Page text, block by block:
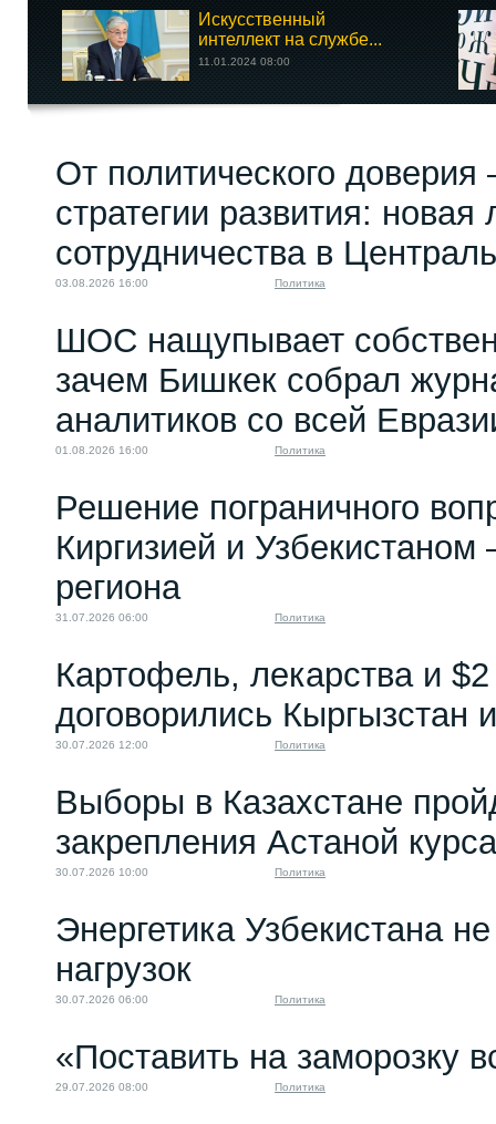
Искусственный
интеллект на службе...
11.01.2024 08:00
От политического
стратегии развития: новая
сотрудничества в
03.08.2026 16:00 Политика
ШОС нащупывает
зачем Бишкек собрал
аналитиков со всей
01.08.2026 16:00 Политика
Решение пограничного
Киргизией и Узбекистаном
региона
31.07.2026 06:00 Политика
Картофель, лекарства и
договорились Кыргызстан
30.07.2026 12:00 Политика
Выборы в Казахстане
закрепления Астаной
30.07.2026 10:00 Политика
Энергетика Узбекистана
нагрузок
30.07.2026 06:00 Политика
«Поставить на заморозку
29.07.2026 08:00 Политика